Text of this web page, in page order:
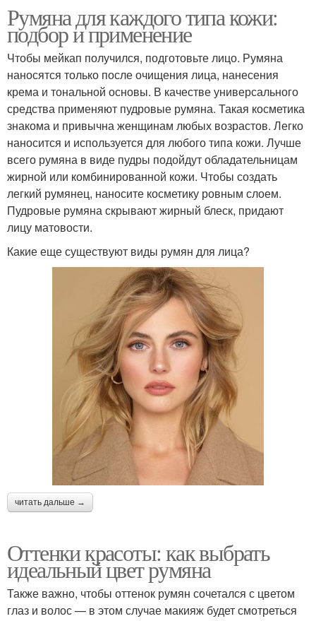
Румяна для каждого типа кожи:
подбор и применение
Чтобы мейкап получился, подготовьте лицо. Румяна
наносятся только после очищения лица, нанесения
крема и тональной основы. В качестве универсального
средства применяют пудровые румяна. Такая косметика
знакома и привычна женщинам любых возрастов. Легко
наносится и используется для любого типа кожи. Лучше
всего румяна в виде пудры подойдут обладательницам
жирной или комбинированной кожи. Чтобы создать
легкий румянец, наносите косметику ровным слоем.
Пудровые румяна скрывают жирный блеск, придают
лицу матовости.
Какие еще существуют виды румян для лица?
читать дальше →
Оттенки красоты: как выбрать
идеальный цвет румяна
Также важно, чтобы оттенок румян сочетался с цветом
глаз и волос — в этом случае макияж будет смотреться